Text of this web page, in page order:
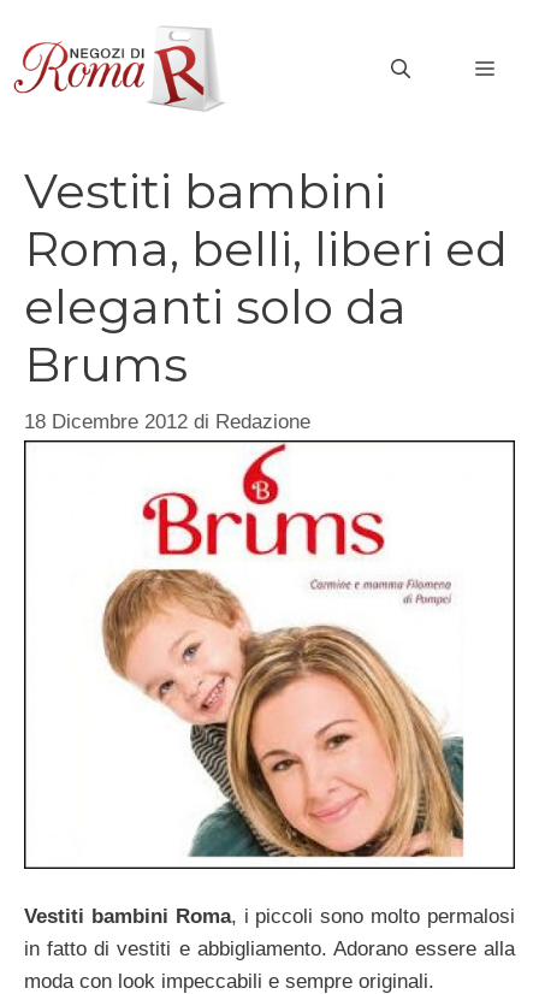
contenuto
Vestiti bambini
Roma, belli, liberi ed
eleganti solo da
Brums
18 Dicembre 2012 di Redazione
Vestiti bambini Roma, i piccoli sono molto permalosi
in fatto di vestiti e abbigliamento. Adorano essere alla
moda con look impeccabili e sempre originali.